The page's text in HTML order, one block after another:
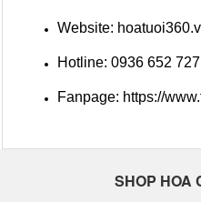
Website:
Hotline: 0936 652
Fanpage: https://
SHOP HOA